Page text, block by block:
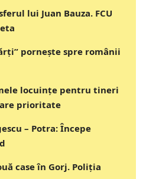
lui Juan Bauza. FCU
pornește spre românii
locuințe pentru tineri
prioritate
– Potra: Începe
case în Gorj. Poliția